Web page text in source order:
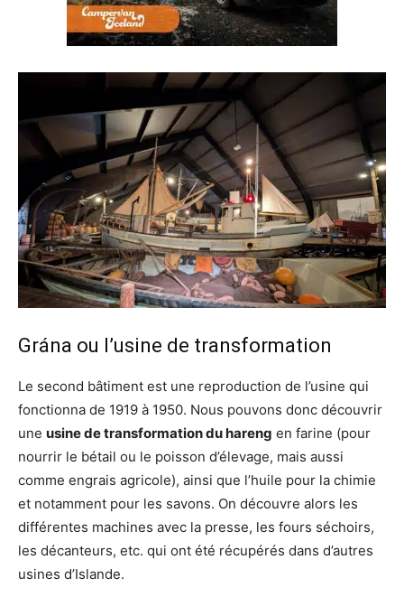
Grána ou l’usine de transformation
Le second bâtiment est une reproduction de l’usine qui
fonctionna de 1919 à 1950. Nous pouvons donc découvrir
une usine de transformation du hareng en farine (pour
nourrir le bétail ou le poisson d’élevage, mais aussi
comme engrais agricole), ainsi que l’huile pour la chimie
et notamment pour les savons. On découvre alors les
différentes machines avec la presse, les fours séchoirs,
les décanteurs, etc. qui ont été récupérés dans d’autres
usines d’Islande.